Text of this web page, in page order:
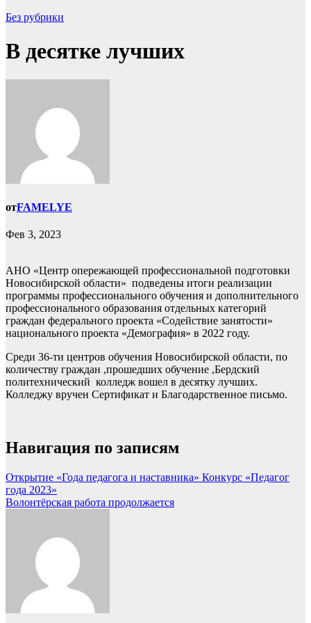
Без рубрики
В десятке лучших
отFAMELYE
Фев 3, 2023
АНО «Центр опережающей профессиональной подготовки
Новосибирской области» подведены итоги реализации
программы профессионального обучения и дополнительного
профессионального образования отдельных категорий
граждан федерального проекта «Содействие занятости»
национального проекта «Демография» в 2022 году.
Среди 36-ти центров обучения Новосибирской области, по
количеству граждан ,прошедших обучение ,Бердский
политехнический колледж вошел в десятку лучших.
Колледжу вручен Сертификат и Благодарственное письмо.
Навигация по записям
Открытие «Года педагога и наставника» Конкурс «Педагог
года 2023»
Волонтёрская работа продолжается